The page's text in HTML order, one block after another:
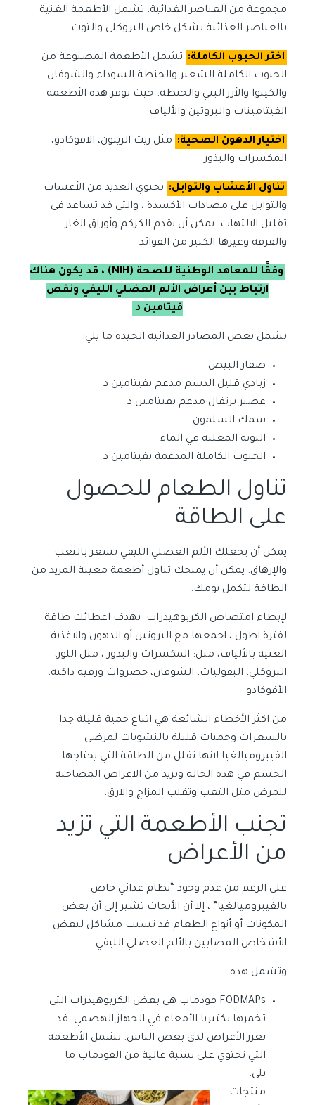
مجموعة من العناصر الغذائية. تشمل الأطعمة الغنية
بالعناصر الغذائية بشكل خاص البروكلي والتوت.
اختر الحبوب الكاملة: تشمل الأطعمة المصنوعة من
الحبوب الكاملة الشعير والحنطة السوداء والشوفان
والكينوا والأرز البني والحنطة. حيث توفر هذه الأطعمة
الفيتامينات والبروتين والألياف.
اختيار الدهون الصحية: مثل زيت الزيتون، الافوكادو،
المكسرات والبذور
تناول الأعشاب والتوابل: تحتوي العديد من الأعشاب
والتوابل على مضادات الأكسدة ، والتي قد تساعد في
تقليل الالتهاب. يمكن أن يقدم الكركم وأوراق الغار
والقرفة وغيرها الكثير من الفوائد
وفقًا للمعاهد الوطنية للصحة (NIH) ، قد يكون هناك
ارتباط بين أعراض الألم العضلي الليفي ونقص
فيتامين د
تشمل بعض المصادر الغذائية الجيدة ما يلي:
صفار البيض
زبادي قليل الدسم مدعم بفيتامين د
عصير برتقال مدعم بفيتامين د
سمك السلمون
التونة المعلبة في الماء
الحبوب الكاملة المدعمة بفيتامين د
تناول الطعام للحصول
على الطاقة
يمكن أن يجعلك الألم العضلي الليفي تشعر بالتعب
والإرهاق. يمكن أن يمنحك تناول أطعمة معينة المزيد من
الطاقة لتكمل يومك.
لإبطاء امتصاص الكربوهيدرات بهدف اعطائك طاقة
لفترة اطول ، اجمعها مع البروتين أو الدهون والاغذية
الغنية بالألياف، مثل: المكسرات والبذور ، مثل اللوز،
البروكلي، البقوليات، الشوفان، خضروات ورقية داكنة،
الأفوكادو
من اكثر الأخطاء الشائعة هي اتباع حمية قليلة جدا
بالسعرات وحميات قليلة بالنشويات لمرضى
الفيبروميالغيا لانها تقلل من الطاقة التي يحتاجها
الجسم في هذه الحالة وتزيد من الاعراض المصاحبة
للمرض مثل التعب وتقلب المزاج والارق.
تجنب الأطعمة التي تزيد
من الأعراض
على الرغم من عدم وجود “نظام غذائي خاص
بالفيبروميالغيا” ، إلا أن الأبحاث تشير إلى أن بعض
المكونات أو أنواع الطعام قد تسبب مشاكل لبعض
الأشخاص المصابين بالألم العضلي الليفي.
وتشمل هذه:
FODMAPs فودماب هي بعض الكربوهيدرات التي
تخمرها بكتيريا الأمعاء في الجهاز الهضمي. قد
تعزز الأعراض لدى بعض الناس. تشمل الأطعمة
التي تحتوي على نسبة عالية من الفودماب ما
يلي:
منتجات